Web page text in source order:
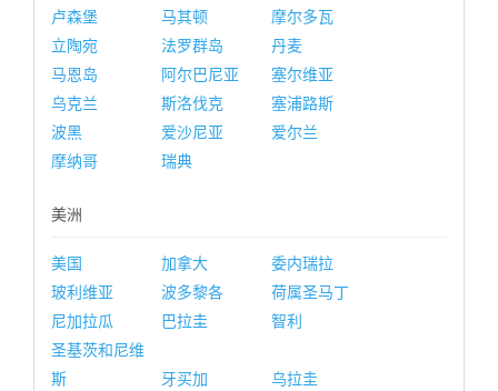
卢森堡
马其顿
摩尔多瓦
立陶宛
法罗群岛
丹麦
马恩岛
阿尔巴尼亚
塞尔维亚
乌克兰
斯洛伐克
塞浦路斯
波黑
爱沙尼亚
爱尔兰
摩纳哥
瑞典
美洲
美国 加拿大
委内瑞拉
玻利维亚
波多黎各
荷属圣马丁
尼加拉瓜
巴拉圭
智利
圣基茨和尼维
斯
牙买加
乌拉圭